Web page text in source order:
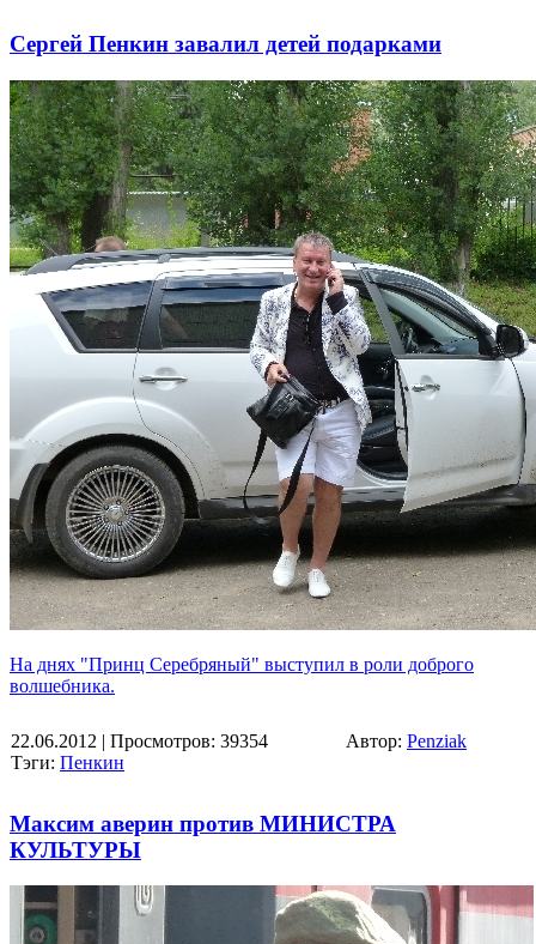
Сергей Пенкин завалил детей подарками
На днях "Принц Серебряный" выступил в роли доброго
волшебника.
22.06.2012 | Просмотров: 39354
Тэги: Пенкин
Автор: Penziak
Максим аверин против МИНИСТРА
КУЛЬТУРЫ